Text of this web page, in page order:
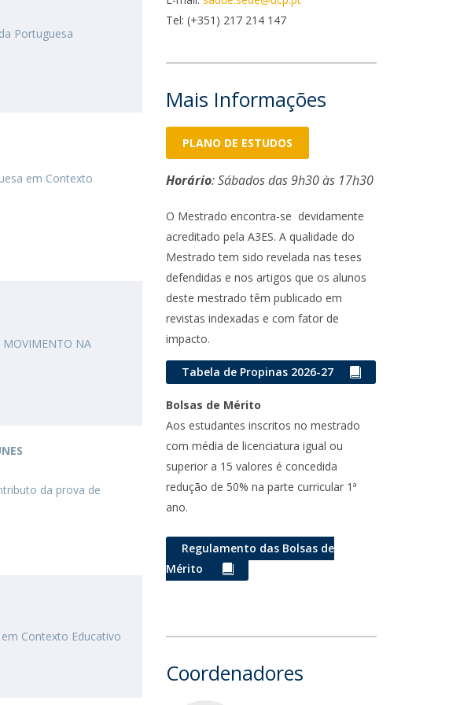
Microcredenciais
Transform4Europe
Portuguesa
em Contexto
MOVIMENTO NA
da prova de
Contexto Educativo
Tel: (+351) 217 214 147
Mais Informações
PLANO DE ESTUDOS
Horário: Sábados das 9h30 às 17h30
O Mestrado encontra-se devidamente
acreditado pela A3ES. A qualidade do
Mestrado tem sido revelada nas teses
defendidas e nos artigos que os alunos
deste mestrado têm publicado em
revistas indexadas e com fator de
impacto.
Tabela de Propinas 2026-27
Bolsas de Mérito
Aos estudantes inscritos no mestrado
com média de licenciatura igual ou
superior a 15 valores é concedida
redução de 50% na parte curricular 1ª
ano.
Regulamento das Bolsas de
Mérito
Coordenadores